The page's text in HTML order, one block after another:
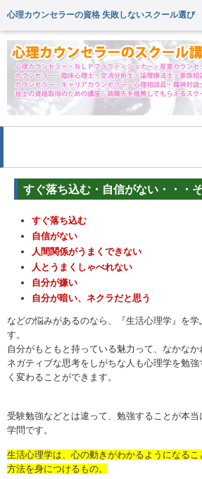
心理カウンセラーの資格 失敗しないスクール選び
すぐ落ち込む
自信がない
人間関係がうまくできない
人とうまくしゃべれない
自分が嫌い
自分が暗い、ネクラだと思う
などの悩みがあるのなら、『生活心理学』を学
す。
自分がもともと持っている魅力って、なかなか
ネガティブな思考をしがちな人も心理学を勉
く変わることができます。
受験勉強などとは違って、勉強することが本当
学問です。
生活心理学は、心の動きがわかるようになる
方法を身につけるもの。